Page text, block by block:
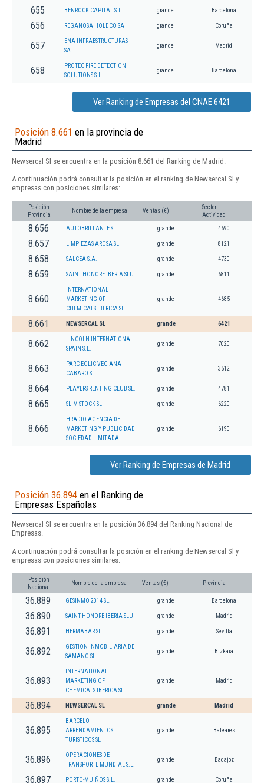
655 BENROCK CAPITAL S.L. grande Barcelona
656 REGANOSA HOLDCO SA grande Coruña
657
ENA INFRAESTRUCTURAS
SA
grande Madrid
658
PROTEC FIRE DETECTION
SOLUTIONS S.L.
grande Barcelona
Ver Ranking de Empresas del CNAE 6421
Posición 8.661 en la provincia de
Madrid
Newsercal Sl se encuentra en la posición 8.661 del Ranking de Madrid.
A continuación podrá consultar la posición en el ranking de Newsercal Sl y
empresas con posiciones similares:
Posición
Provincia
Nombre de la empresa Ventas (€)
Sector
Actividad
8.656 AUTOBRILLANTE SL grande 4690
8.657 LIMPIEZAS AROSA SL grande 8121
8.658 SALCEA S.A. grande 4730
8.659 SAINT HONORE IBERIA SLU grande 6811
8.660
INTERNATIONAL
MARKETING OF
CHEMICALS IBERICA SL.
grande 4685
8.661 NEWSERCAL SL grande 6421
8.662
LINCOLN INTERNATIONAL
SPAIN S.L.
grande 7020
8.663
PARC EOLIC VECIANA
CABARO SL
grande 3512
8.664 PLAYERS RENTING CLUB SL. grande 4781
8.665 SLIM STOCK SL grande 6220
8.666
HRADIO AGENCIA DE
MARKETING Y PUBLICIDAD
SOCIEDAD LIMITADA.
grande 6190
Ver Ranking de Empresas de Madrid
Posición 36.894 en el Ranking de
Empresas Españolas
Newsercal Sl se encuentra en la posición 36.894 del Ranking Nacional de
Empresas.
A continuación podrá consultar la posición en el ranking de Newsercal Sl y
empresas con posiciones similares:
Posición
Nacional
Nombre de la empresa Ventas (€) Provincia
36.889 GESINMO 2014 SL. grande Barcelona
36.890 SAINT HONORE IBERIA SLU grande Madrid
36.891 HERMABAR SL. grande Sevilla
36.892
GESTION INMOBILIARIA DE
SAMANO SL
grande Bizkaia
36.893
INTERNATIONAL
MARKETING OF
CHEMICALS IBERICA SL.
grande Madrid
36.894 NEWSERCAL SL grande Madrid
36.895
BARCELO
ARRENDAMIENTOS
TURISTICOS SL
grande Baleares
36.896
OPERACIONES DE
TRANSPORTE MUNDIAL S.L.
grande Badajoz
36.897 PORTO-MUIÑOS S.L. grande Coruña